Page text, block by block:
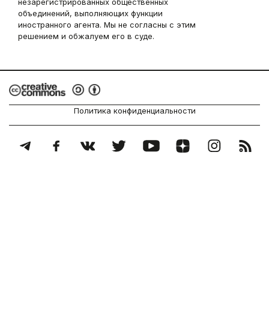
незарегистрированных общественных
объединений, выполняющих функции
иностранного агента. Мы не согласны с этим
решением и обжалуем его в суде.
Политика конфиденциальности